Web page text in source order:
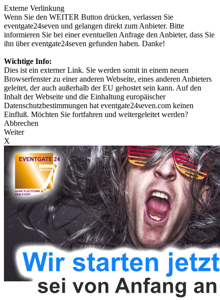
Externe Verlinkung
Wenn Sie den WEITER Button drücken, verlassen Sie
eventgate24seven und gelangen direkt zum Anbieter. Bitte
informieren Sie bei einer eventuellen Anfrage den Anbieter, dass Sie
ihn über eventgate24seven gefunden haben. Danke!
Wichtige Info:
Dies ist ein externer Link. Sie werden somit in einem neuen
Browserfenster zu einer anderen Webseite, eines anderen Anbieters
geleitet, der auch außerhalb der EU gehostet sein kann. Auf den
Inhalt der Webseite und die Einhaltung europäischer
Datenschutzbestimmungen hat eventgate24seven.com keinen
Einfluß. Möchten Sie fortfahren und weitergeleitet werden?
Abbrechen
Weiter
X